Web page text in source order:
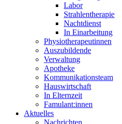
Labor
Strahlentherapie
Nachtdienst
In Einarbeitung
Physiotherapeutinnen
Auszubildende
Verwaltung
Apotheke
Kommunikationsteam
Hauswirtschaft
In Elternzeit
Famulant:innen
Aktuelles
Nachrichten